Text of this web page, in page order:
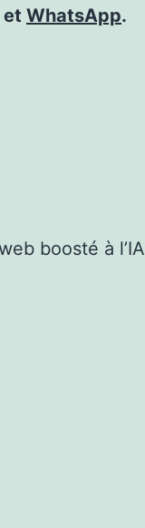
et WhatsApp.
boosté à l’IA